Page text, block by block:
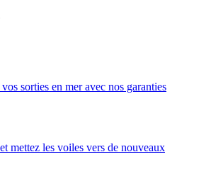
sorties en mer avec nos garanties
mettez les voiles vers de nouveaux